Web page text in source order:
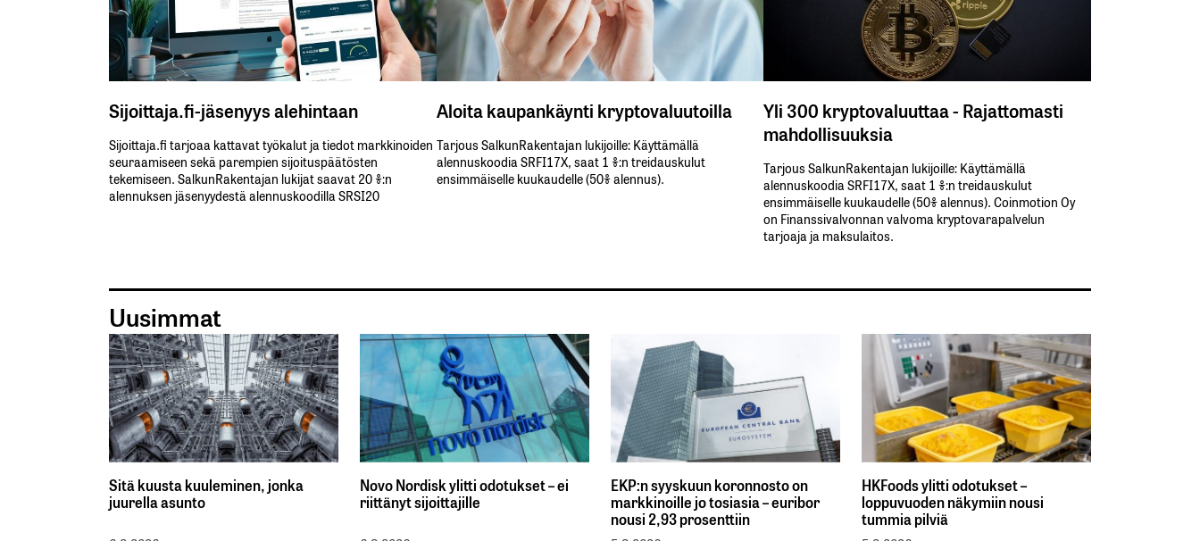
Sijoittaja.fi-jäsenyys alehintaan
Sijoittaja.fi tarjoaa kattavat työkalut ja tiedot markkinoiden
seuraamiseen sekä parempien sijoituspäätösten
tekemiseen. SalkunRakentajan lukijat saavat 20 %:n
alennuksen jäsenyydestä alennuskoodilla SRSI20
Aloita kaupankäynti kryptovaluutoilla
Tarjous SalkunRakentajan lukijoille: Käyttämällä​ ​
alennuskoodia​ ​SRFI17X,​ ​saat​ ​1 %:n treidauskulut​ ​
ensimmäiselle​ ​kuukaudelle​ ​(50%​ ​alennus).
Yli 300 kryptovaluuttaa - Rajattomasti
mahdollisuuksia
Tarjous SalkunRakentajan lukijoille: Käyttämällä​ ​
alennuskoodia​ ​SRFI17X,​ ​saat​ ​1 %:n treidauskulut​ ​
ensimmäiselle​ ​kuukaudelle​ ​(50%​ ​alennus). Coinmotion Oy
on Finanssivalvonnan valvoma kryptovarapalvelun
tarjoaja ja maksulaitos.
Uusimmat
Sitä kuusta kuuleminen, jonka
juurella asunto
Novo Nordisk ylitti odotukset – ei
riittänyt sijoittajille
EKP:n syyskuun koronnosto on
markkinoille jo tosiasia – euribor
nousi 2,93 prosenttiin
HKFoods ylitti odotukset –
loppuvuoden näkymiin nousi
tummia pilviä